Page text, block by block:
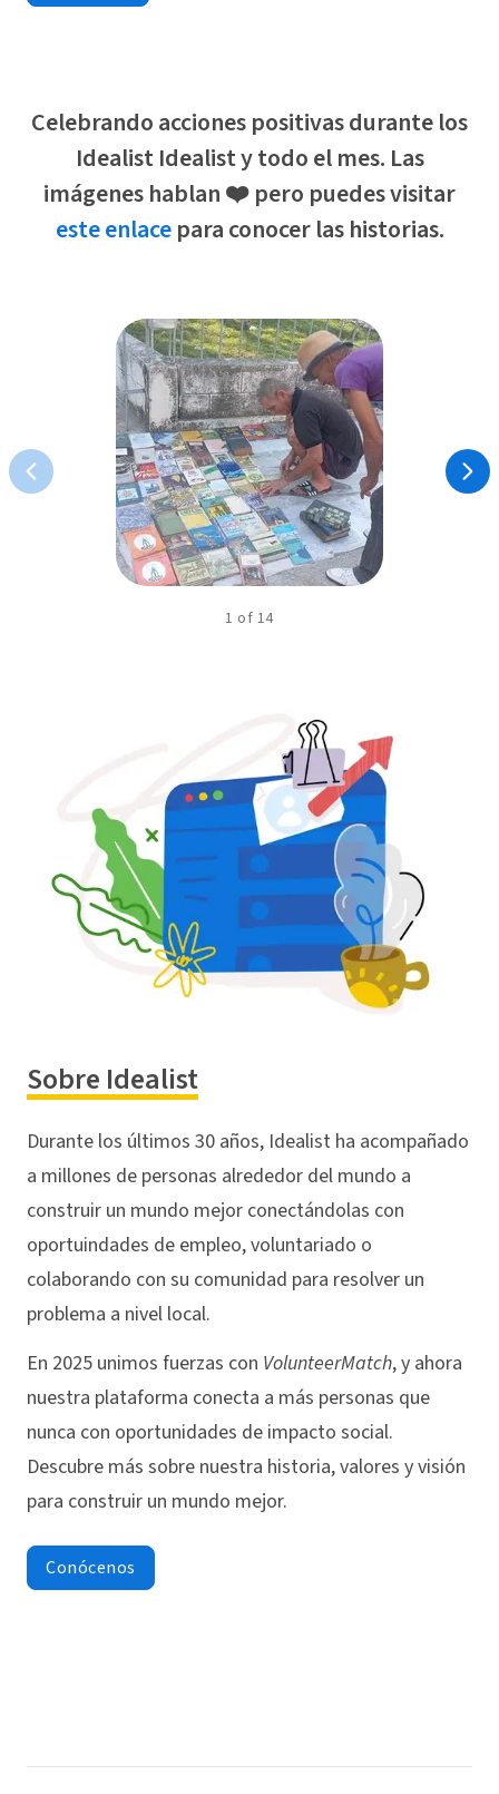
Celebrando acciones positivas durante los
Idealist Idealist y todo el mes. Las
imágenes hablan ❤️ pero puedes visitar
este enlacepara conocer las historias.
1 of 14
Sobre Idealist
Durante los últimos 30 años, Idealist ha acompañado
a millones de personas alrededor del mundo a
construir un mundo mejor conectándolas con
oportuindades de empleo, voluntariado o
colaborando con su comunidad para resolver un
problema a nivel local.
En 2025 unimos fuerzas con VolunteerMatch, y ahora
nuestra plataforma conecta a más personas que
nunca con oportunidades de impacto social.
Descubre más sobre nuestra historia, valores y visión
para construir un mundo mejor.
Conócenos